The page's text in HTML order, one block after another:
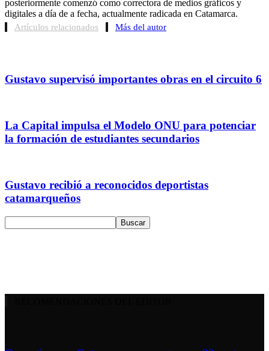
posteriormente comenzó como correctora de medios gráficos y
digitales a día de a fecha, actualmente radicada en Catamarca.
Artículos relacionados Más del autor
Gustavo supervisó importantes obras en el circuito 6
La Capital impulsa el Modelo ONU para potenciar
la formación de estudiantes secundarios
Gustavo recibió a reconocidos deportistas
catamarqueños